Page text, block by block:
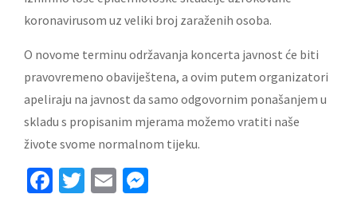
koronavirusom uz veliki broj zaraženih osoba.
O novome terminu održavanja koncerta javnost će biti
pravovremeno obaviještena, a ovim putem organizatori
apeliraju na javnost da samo odgovornim ponašanjem u
skladu s propisanim mjerama možemo vratiti naše
živote svome normalnom tijeku.
Facebook
Twitter
Email